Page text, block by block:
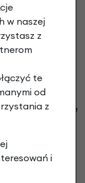
kierownicy i
Cruzee
Porównaj
w naszej
z
te
od
z
i